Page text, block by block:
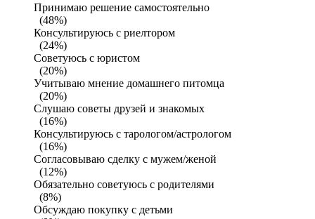
Принимаю решение самостоятельно
(48%)
Консультируюсь с риелтором
(24%)
Советуюсь с юристом
(20%)
Учитываю мнение домашнего питомца
(20%)
Слушаю советы друзей и знакомых
(16%)
Консультируюсь с тарологом/астрологом
(16%)
Согласовываю сделку с мужем/женой
(12%)
Обязательно советуюсь с родителями
(8%)
Обсуждаю покупку с детьми